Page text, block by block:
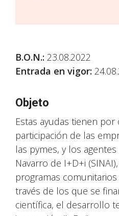
B.O.N.: 23.08.2022
Entrada en vigor:
Objeto
Estas ayudas tienen
participación de las
las pymes, y los
Navarro de I+D+i
programas
través de los que se
científica, el desarrollo